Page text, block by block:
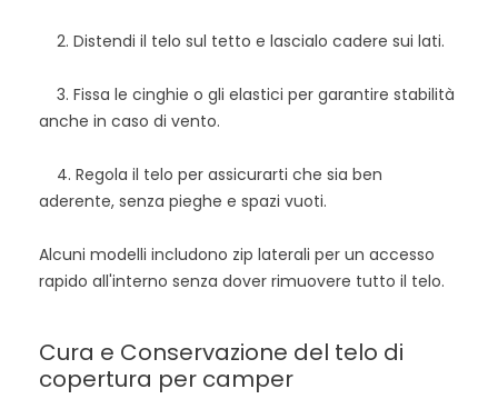
2. Distendi il telo sul tetto e lascialo cadere sui lati.
3. Fissa le cinghie o gli elastici per garantire stabilità
anche in caso di vento.
4. Regola il telo per assicurarti che sia ben
aderente, senza pieghe e spazi vuoti.
Alcuni modelli includono zip laterali per un accesso
rapido all'interno senza dover rimuovere tutto il telo.
Cura e Conservazione del telo di
copertura per camper